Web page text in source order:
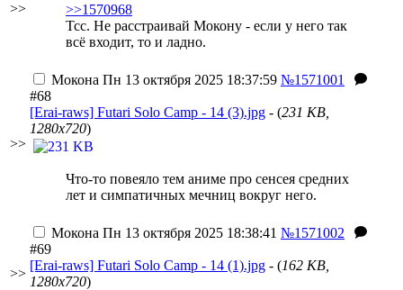
>>
>>1570968
Тсс. Не расстраивай Мокону - если у него так
всё входит, то и ладно.
>>
Мокона Пн 13 октября 2025 18:37:59 №1571001
#68
[Erai-raws] Futari Solo Camp - 14 (3).jpg - (231 KB,
1280x720)
Что-то повеяло тем аниме про сенсея средних
лет и симпатичных мечниц вокруг него.
>>
Мокона Пн 13 октября 2025 18:38:41 №1571002
#69
[Erai-raws] Futari Solo Camp - 14 (1).jpg - (162 KB,
1280x720)